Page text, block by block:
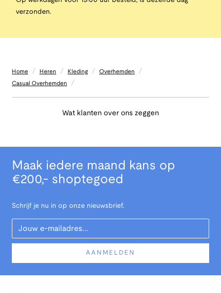
verzonden.
Home / Heren / Kleding / Overhemden /
Casual Overhemden /
Wat klanten over ons zeggen
Maak iedere maand kans op
€200,- shoptegoed
Schrijf je nu in op onze nieuwsbrief.
Your Email
AANMELDEN